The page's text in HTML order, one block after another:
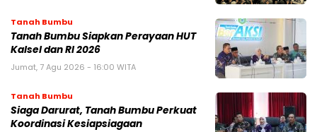
Tanah Bumbu
Tanah Bumbu Siapkan Perayaan HUT
Kalsel dan RI 2026
Jumat, 7 Agu 2026 - 16:00 WITA
Tanah Bumbu
Siaga Darurat, Tanah Bumbu Perkuat
Koordinasi Kesiapsiagaan